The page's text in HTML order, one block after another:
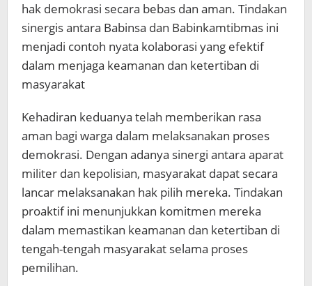
hak demokrasi secara bebas dan aman. Tindakan
sinergis antara Babinsa dan Babinkamtibmas ini
menjadi contoh nyata kolaborasi yang efektif
dalam menjaga keamanan dan ketertiban di
masyarakat
Kehadiran keduanya telah memberikan rasa
aman bagi warga dalam melaksanakan proses
demokrasi. Dengan adanya sinergi antara aparat
militer dan kepolisian, masyarakat dapat secara
lancar melaksanakan hak pilih mereka. Tindakan
proaktif ini menunjukkan komitmen mereka
dalam memastikan keamanan dan ketertiban di
tengah-tengah masyarakat selama proses
pemilihan.